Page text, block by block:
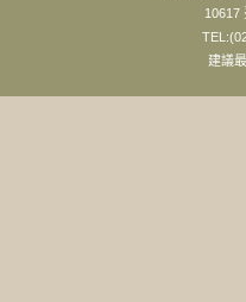
10617
建議